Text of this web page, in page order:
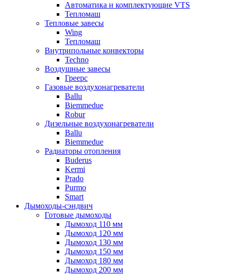
Автоматика и комплектующие VTS
Тепломаш
Тепловые завесы
Wing
Тепломаш
Внутрипольные конвекторы
Techno
Воздушные завесы
Греерс
Газовые воздухонагреватели
Ballu
Biemmedue
Robur
Дизельные воздухонагреватели
Ballu
Biemmedue
Радиаторы отопления
Buderus
Kermi
Prado
Purmo
Smart
Дымоходы-сэндвич
Готовые дымоходы
Дымоход 110 мм
Дымоход 120 мм
Дымоход 130 мм
Дымоход 150 мм
Дымоход 180 мм
Дымоход 200 мм